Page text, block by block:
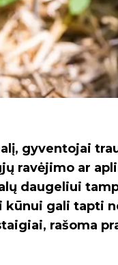
gyventojai
ravėjimo ar
daugeliui
kūnui gali tapti
rašoma